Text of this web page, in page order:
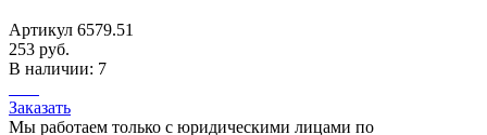
Артикул 6579.51
253 руб.
В наличии: 7
Заказать
Мы работаем только с юридическими лицами по